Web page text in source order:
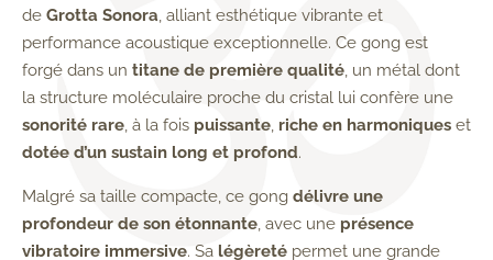
de Grotta Sonora, alliant esthétique vibrante et
performance acoustique exceptionnelle. Ce gong est
forgé dans un titane de première qualité, un métal dont
la structure moléculaire proche du cristal lui confère une
sonorité rare, à la fois puissante, riche en harmoniques et
dotée d’un sustain long et profond.
Malgré sa taille compacte, ce gong délivre une
profondeur de son étonnante, avec une présence
vibratoire immersive. Sa légèreté permet une grande